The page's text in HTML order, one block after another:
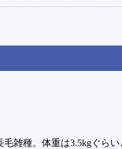
雑種。体重は3.5kgぐらい